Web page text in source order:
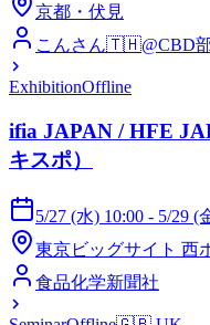
京都・伏見
こんさん🇹🇭@CBD
ExhibitionOffline
ifia JAPAN / HFE
キスポ）
5/27 (水) 10:00 - 5/29 (
東京ビッグサイト 西
食品化学新聞社